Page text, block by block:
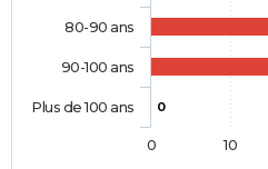
0
80-90 ans
90-100 ans
Plus de 100 ans
0 10